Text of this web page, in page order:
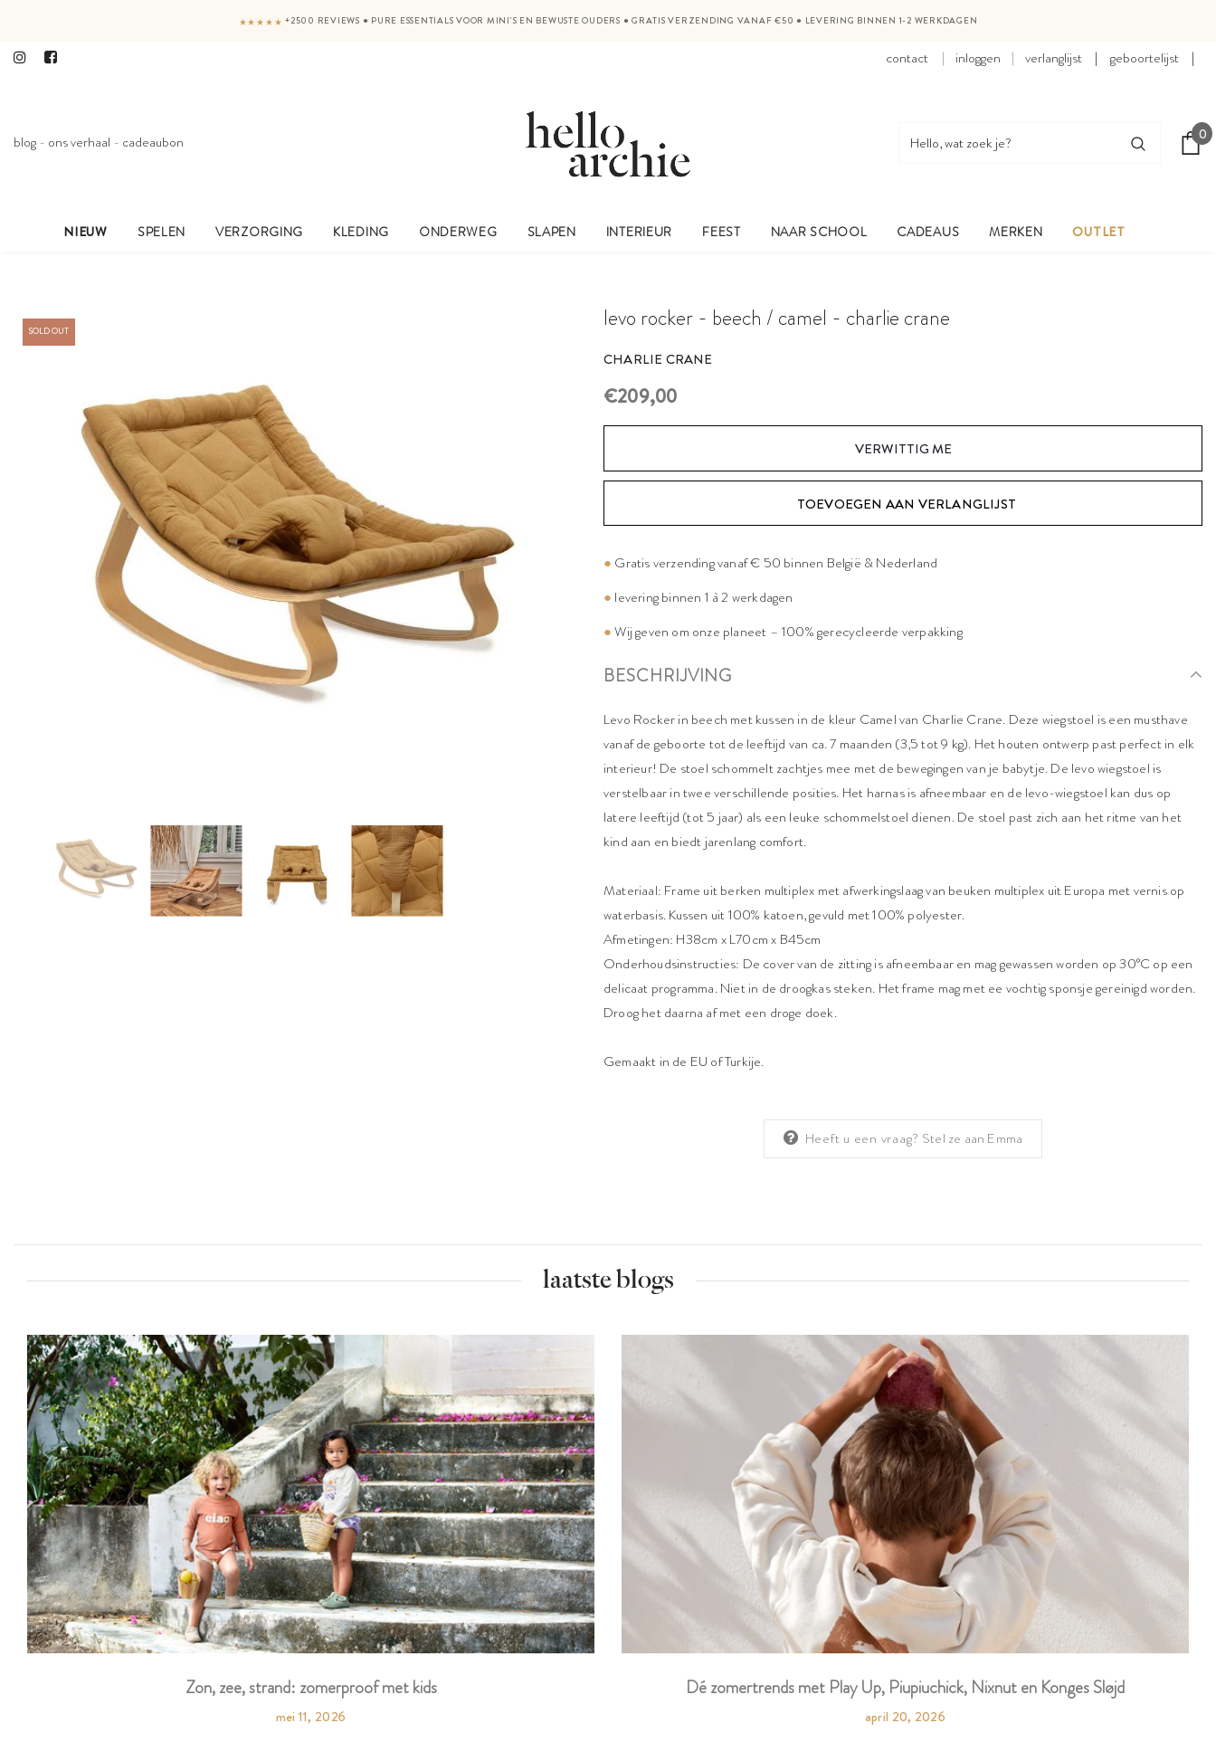
★★★★★ +2500 REVIEWS ● PURE ESSENTIALS VOOR MINI'S EN BEWUSTE OUDERS ●GRATIS VERZENDING VANAF €50 ● LEVERING BINNEN 1-2 WERKDAGEN
contact inloggen verlanglijst | geboortelijst |
blog - ons verhaal - cadeaubon 0
NIEUW SPELEN VERZORGING KLEDING ONDERWEG SLAPEN INTERIEUR FEEST NAAR SCHOOL CADEAUS MERKEN OUTLET
SOLD OUT levo rocker - beech / camel - charlie crane
CHARLIE CRANE
€209,00
VERWITTIG ME
TOEVOEGEN AAN VERLANGLIJST
● Gratis verzending vanaf € 50 binnen België & Nederland
● levering binnen 1 à 2 werkdagen
●Wij geven om onze planeet – 100% gerecycleerde verpakking
BESCHRIJVING
Levo Rocker in beech met kussen in de kleur Camel van Charlie Crane. Deze wiegstoel is een musthave
vanaf de geboorte tot de leeftijd van ca. 7 maanden (3,5 tot 9 kg). Het houten ontwerp past perfect in elk
interieur! De stoel schommelt zachtjes mee met de bewegingen van je babytje. De levo wiegstoel is
verstelbaar in twee verschillende posities. Het harnas is afneembaar en de levo-wiegstoel kan dus op
latere leeftijd (tot 5 jaar) als een leuke schommelstoel dienen. De stoel past zich aan het ritme van het
kind aan en biedt jarenlang comfort.
Materiaal: Frame uit berken multiplex met afwerkingslaag van beuken multiplex uit Europa met vernis op
waterbasis. Kussen uit 100% katoen, gevuld met 100% polyester.
Afmetingen: H38cm x L70cm x B45cm
Onderhoudsinstructies: De cover van de zitting is afneembaar en mag gewassen worden op 30°C op een
delicaat programma. Niet in de droogkas steken. Het frame mag met ee vochtig sponsje gereinigd worden.
Droog het daarna af met een droge doek.
Gemaakt in de EU of Turkije.
Heeft u een vraag? Stel ze aan Emma
laatste blogs
Zon, zee, strand: zomerproof met kids
mei 11, 2026
Dé zomertrends met Play Up, Piupiuchick, Nixnut en Konges Sløjd
april 20, 2026